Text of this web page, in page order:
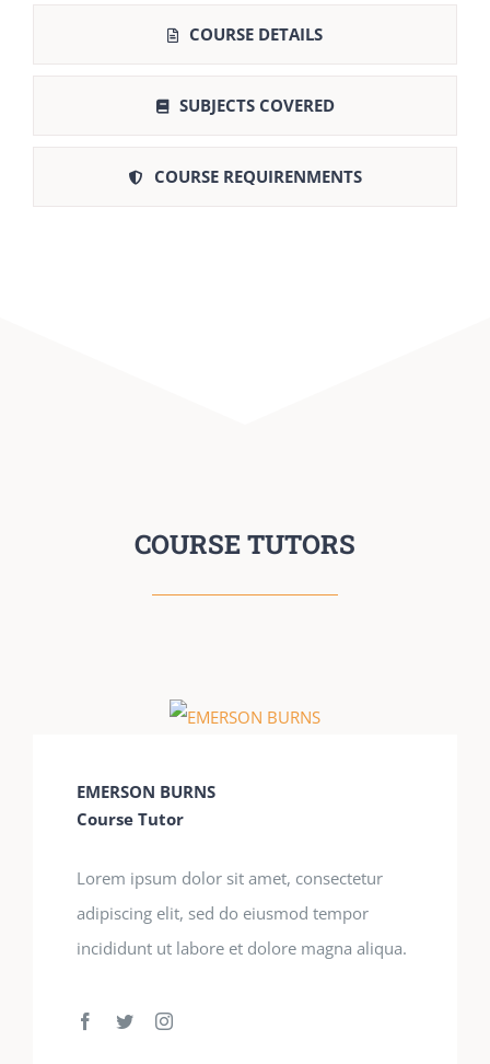
COURSE DETAILS
SUBJECTS COVERED
COURSE REQUIRENMENTS
COURSE TUTORS
EMERSON BURNS
Course Tutor
Lorem ipsum dolor sit amet, consectetur
adipiscing elit, sed do eiusmod tempor
incididunt ut labore et dolore magna aliqua.